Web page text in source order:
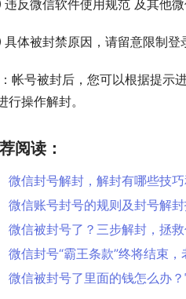
反微信软件使用规范 及其他微
体被封禁原因，请留意限制登
帐号被封后，您可以根据提示
行操作解封。
阅读：
微信封号解封，解封有哪些技
微信账号封号的规则及封号解
微信被封号了？三步解封，拯救
微信封号“霸王条款”终将结束
微信被封号了里面的钱怎么办